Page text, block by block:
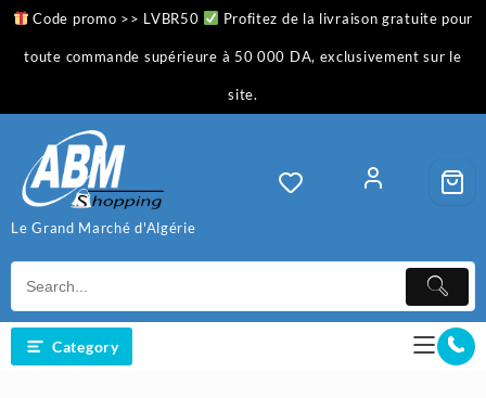
Skip
content
Code promo >> LVBR50 Profitez de la livraison gratuite pour
toute commande supérieure à 50 000 DA, exclusivement sur le
site.
Le Grand Marché d'Algérie
Category